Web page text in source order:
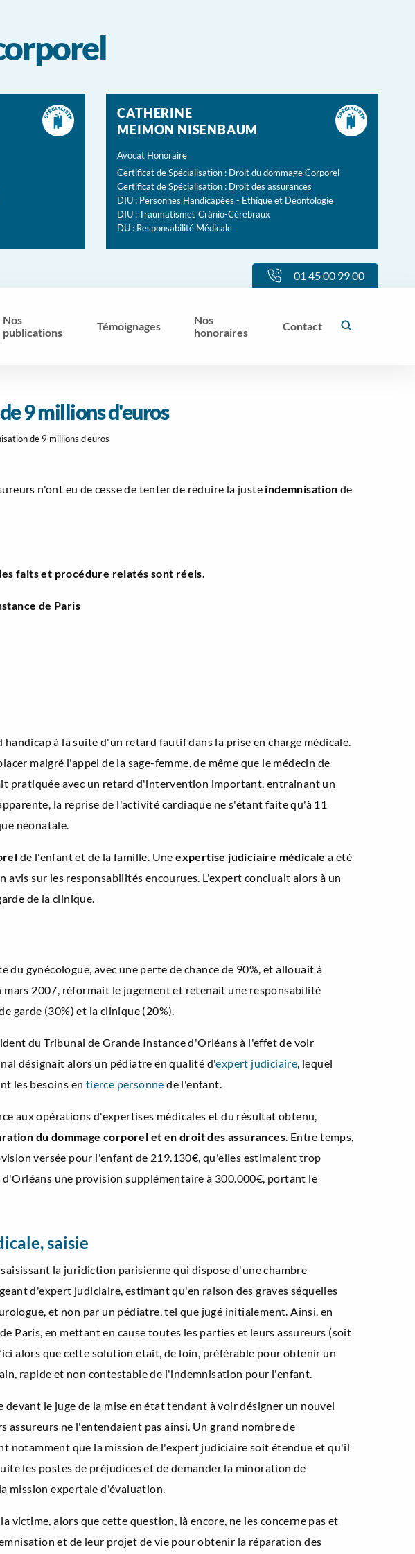
CATHERINE
MEIMON NISENBAUM
Avocat Honoraire
Certificat de Spécialisation : Droit du dommage Corporel
Certificat de Spécialisation : Droit des assurances
DIU : Personnes Handicapées - Ethique et Déontologie
DIU : Traumatismes Crânio-Cérébraux
DU : Responsabilité Médicale
01 45 00 99 00
Nos
publications
Témoignages
Nos
honoraires
Contact
9 millions d'euros
de 9 millions d'euros
n'ont eu de cesse de tenter de réduire la juste indemnisation de
faits et procédure relatés sont réels.
de Paris
à la suite d'un retard fautif dans la prise en charge médicale.
malgré l'appel de la sage-femme, de même que le médecin de
pratiquée avec un retard d'intervention important, entrainant un
la reprise de l'activité cardiaque ne s'étant faite qu'à 11
néonatale.
de l'enfant et de la famille. Uneexpertise judiciaire médicale a été
sur les responsabilités encourues. L'expert concluait alors à un
de la clinique.
gynécologue, avec une perte de chance de 90%, et allouait à
2007, réformait le jugement et retenait une responsabilité
garde (30%) et la clinique (20%).
du Tribunal de Grande Instance d'Orléans à l'effet de voir
désignait alors un pédiatre en qualité d'expert judiciaire , lequel
les besoins en tierce personne de l'enfant.
aux opérations d'expertises médicales et du résultat obtenu,
du dommage corporel et en droit des assurances . Entre temps,
versée pour l'enfant de 219.130€, qu'elles estimaient trop
une provision supplémentaire à 300.000€, portant le
saisie
la juridiction parisienne qui dispose d'une chambre
d'expert judiciaire, estimant qu'en raison des graves séquelles
et non par un pédiatre, tel que jugé initialement. Ainsi, en
Paris, en mettant en cause toutes les parties et leurs assureurs (soit
alors que cette solution était, de loin, préférable pour obtenir un
rapide et non contestable de l'indemnisation pour l'enfant.
le juge de la mise en état tendant à voir désigner un nouvel
ne l'entendaient pas ainsi. Un grand nombre de
notamment que la mission de l'expert judiciaire soit étendue et qu'il
les postes de préjudices et de demander la minoration de
mission expertale d'évaluation.
victime, alors que cette question, là encore, ne les concerne pas et
et de leur projet de vie pour obtenir la réparation des